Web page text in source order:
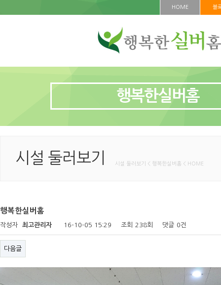
HOME 블
행복한실버홈
시설 둘러보기 시설 둘러보기 < 행복한실버홈 < HOME
행복한실버홈
작성자 최고관리자 16-10-05 15:29 조회 238회 댓글 0건
다음글